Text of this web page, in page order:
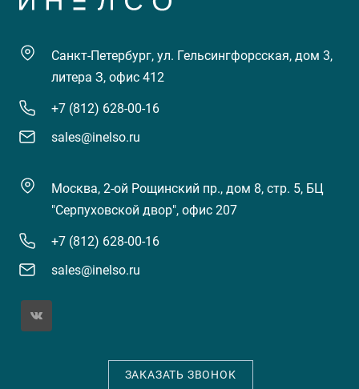
Санкт-Петербург, ул. Гельсингфорсская, дом 3,
литера З, офис 412
+7 (812) 628-00-16
sales@inelso.ru
Москва, 2-ой Рощинский пр., дом 8, стр. 5, БЦ
"Серпуховской двор", офис 207
+7 (812) 628-00-16
sales@inelso.ru
ЗАКАЗАТЬ ЗВОНОК